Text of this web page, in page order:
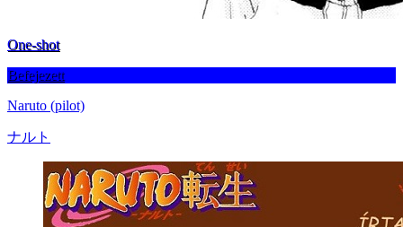
One-shot
Befejezett
Naruto (pilot)
ナルト